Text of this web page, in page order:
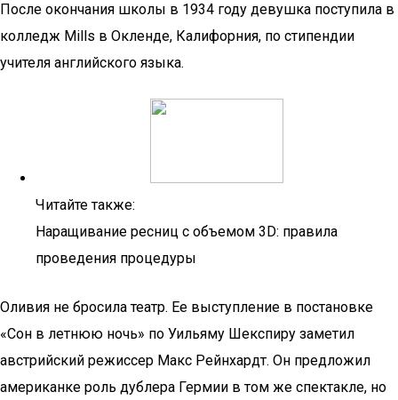
После окончания школы в 1934 году девушка поступила в
колледж Mills в Окленде, Калифорния, по стипендии
учителя английского языка.
Читайте также:
Наращивание ресниц с объемом 3D: правила
проведения процедуры
Оливия не бросила театр. Ее выступление в постановке
«Сон в летнюю ночь» по Уильяму Шекспиру заметил
австрийский режиссер Макс Рейнхардт. Он предложил
американке роль дублера Гермии в том же спектакле, но